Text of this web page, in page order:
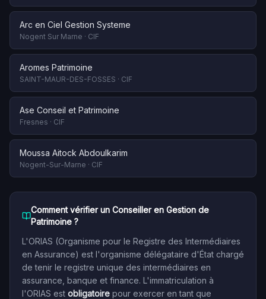
Arc en Ciel Gestion Systeme
Nogent Sur Marne · CIF
Aromes Patrimoine
SAINT-MAUR-DES-FOSSES · CIF
Ase Conseil et Patrimoine
Fresnes · CIF
Moussa Aitock Abdoulkarim
Nogent-Sur-Marne · CIF
Comment vérifier un Conseiller en Gestion de
Patrimoine ?
L'ORIAS (Organisme pour le Registre des Intermédiaires
en Assurance) est l'organisme délégataire d'État chargé
de tenir le registre unique des intermédiaires en
assurance, banque et finance. L'immatriculation à
l'ORIAS est obligatoire pour exercer en tant que